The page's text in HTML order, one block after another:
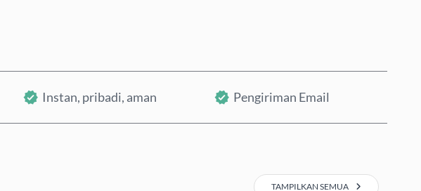
Instan, pribadi, aman Pengiriman Email
TAMPILKAN SEMUA